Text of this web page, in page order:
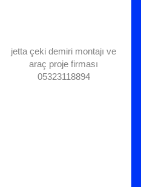
jetta çeki demiri montajı ve
araç proje firması
05323118894